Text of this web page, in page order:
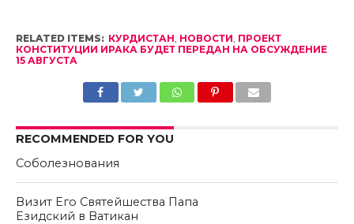
RELATED ITEMS: КУРДИСТАН, НОВОСТИ, ПРОЕКТ
КОНСТИТУЦИИ ИРАКА БУДЕТ ПЕРЕДАН НА ОБСУЖДЕНИЕ
15 АВГУСТА
RECOMMENDED FOR YOU
Соболезнования
Визит Его Святейшества Папа
Езидский в Ватикан